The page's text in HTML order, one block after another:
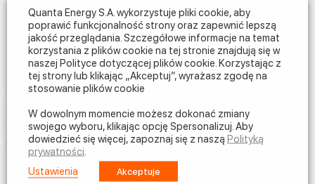
Quanta Energy S.A. wykorzystuje pliki cookie, aby
poprawić funkcjonalność strony oraz zapewnić lepszą
jakość przeglądania. Szczegółowe informacje na temat
korzystania z plików cookie na tej stronie znajdują się w
naszej Polityce dotyczącej plików cookie. Korzystając z
tej strony lub klikając „Akceptuj”, wyrażasz zgodę na
stosowanie plików cookie
W dowolnym momencie możesz dokonać zmiany
swojego wyboru, klikając opcję Spersonalizuj. Aby
dowiedzieć się więcej, zapoznaj się z naszą Polityką
prywatności
Ustawienia
Akceptuje